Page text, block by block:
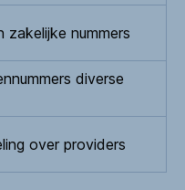
zakelijke nummers
diverse
over providers